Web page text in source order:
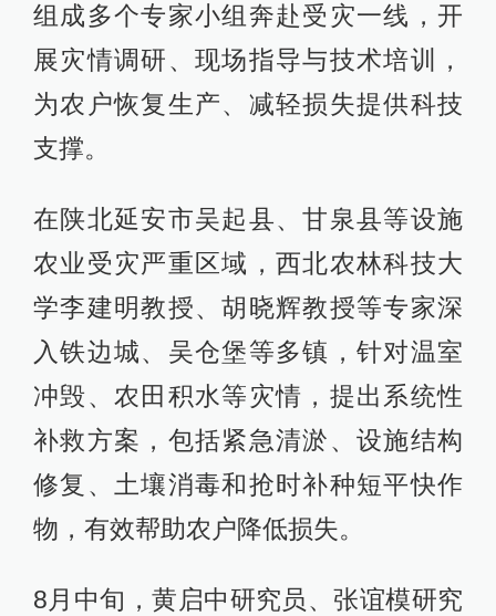
组成多个专家小组奔赴受灾一线，开
展灾情调研、现场指导与技术培训，
为农户恢复生产、减轻损失提供科技
支撑。
在陕北延安市吴起县、甘泉县等设施
农业受灾严重区域，西北农林科技大
学李建明教授、胡晓辉教授等专家深
入铁边城、吴仓堡等多镇，针对温室
冲毁、农田积水等灾情，提出系统性
补救方案，包括紧急清淤、设施结构
修复、土壤消毒和抢时补种短平快作
物，有效帮助农户降低损失。
8月中旬，黄启中研究员、张谊模研究